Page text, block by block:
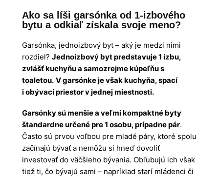
Ako sa líši garsónka od 1-izbového
bytu a odkiaľ získala svoje meno?
Garsónka, jednoizbový byt – aký je medzi nimi
rozdiel? Jednoizbový byt predstavuje 1 izbu,
zvlášť kuchyňu a samozrejme kúpeľňu s
toaletou. V garsónke je však kuchyňa, spací
i obývací priestor v jednej miestnosti.
Garsónky sú menšie a veľmi kompaktné byty
štandardne určené pre 1 osobu, prípadne pár.
Často sú prvou voľbou pre mladé páry, ktoré spolu
začínajú bývať a nemôžu si hneď dovoliť
investovať do väčšieho bývania. Obľubujú ich však
tiež ti, čo bývajú sami – napríklad starí mládenci či